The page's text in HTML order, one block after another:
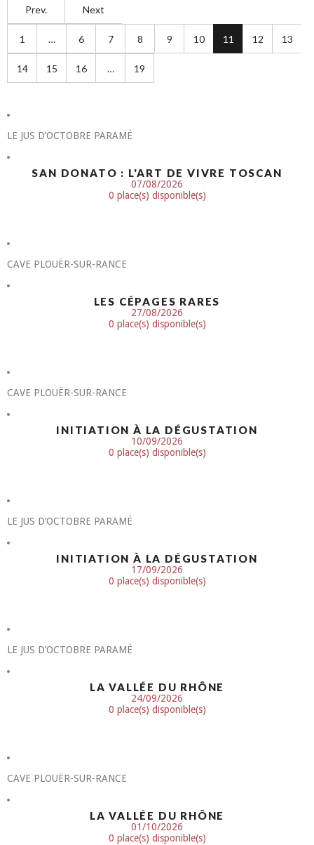
Prev. Next
1 … 6 7 8 9 10 11 12 13
14 15 16 … 19
LE JUS D’OCTOBRE PARAMÉ
SAN DONATO : L'ART DE VIVRE TOSCAN
07/08/2026
0 place(s) disponible(s)
CAVE PLOUËR-SUR-RANCE
LES CÉPAGES RARES
27/08/2026
0 place(s) disponible(s)
CAVE PLOUËR-SUR-RANCE
INITIATION À LA DÉGUSTATION
10/09/2026
0 place(s) disponible(s)
LE JUS D’OCTOBRE PARAMÉ
INITIATION À LA DÉGUSTATION
17/09/2026
0 place(s) disponible(s)
LE JUS D’OCTOBRE PARAMÉ
LA VALLÉE DU RHÔNE
24/09/2026
0 place(s) disponible(s)
CAVE PLOUËR-SUR-RANCE
LA VALLÉE DU RHÔNE
01/10/2026
0 place(s) disponible(s)